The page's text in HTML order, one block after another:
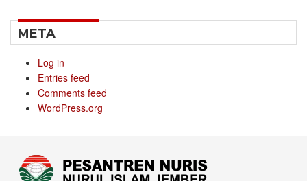
META
Log in
Entries feed
Comments feed
WordPress.org